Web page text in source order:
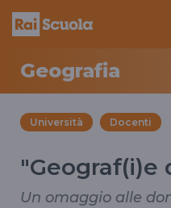
Geografia
Università Docenti
"Geograf(i)e
Un omaggio alle